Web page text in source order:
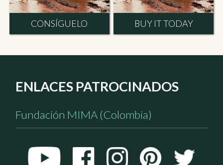
CONSÍGUELO BUY IT TODAY
ENLACES PATROCINADOS
Fundación MIMA (Colombia)